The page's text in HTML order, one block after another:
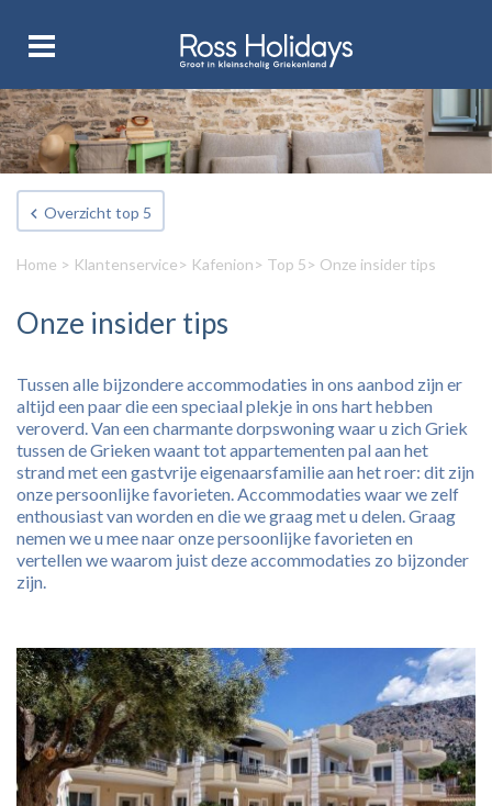
Overzicht top 5
Home > Klantenservice> Kafenion> Top 5> Onze insider tips
Onze insider tips
Tussen alle bijzondere accommodaties in ons aanbod zijn er
altijd een paar die een speciaal plekje in ons hart hebben
veroverd. Van een charmante dorpswoning waar u zich Griek
tussen de Grieken waant tot appartementen pal aan het
strand met een gastvrije eigenaarsfamilie aan het roer: dit zijn
onze persoonlijke favorieten. Accommodaties waar we zelf
enthousiast van worden en die we graag met u delen. Graag
nemen we u mee naar onze persoonlijke favorieten en
vertellen we waarom juist deze accommodaties zo bijzonder
zijn.